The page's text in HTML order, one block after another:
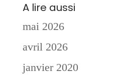
A lire aussi
mai 2026
avril 2026
janvier 2020